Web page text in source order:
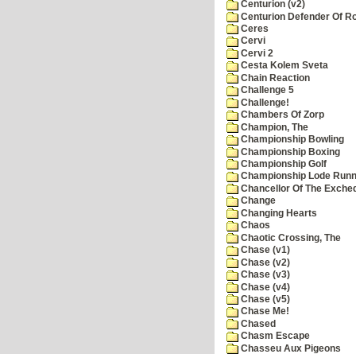
Centurion (v2)
Centurion Defender Of
Ceres
Cervi
Cervi 2
Cesta Kolem Sveta
Chain Reaction
Challenge 5
Challenge!
Chambers Of Zorp
Champion, The
Championship Bowling
Championship Boxing
Championship Golf
Championship Lode
Chancellor Of The
Change
Changing Hearts
Chaos
Chaotic Crossing, The
Chase (v1)
Chase (v2)
Chase (v3)
Chase (v4)
Chase (v5)
Chase Me!
Chased
Chasm Escape
Chasseu Aux Pigeons